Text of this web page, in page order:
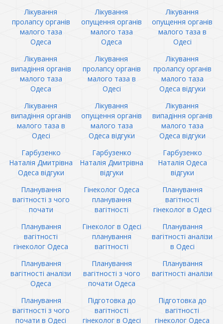
Лікування
пролапсу органів
малого таза
Одеса
Лікування
опущення органів
малого таза
Одеса
Лікування
опущення органів
малого таза в
Одесі
Лікування
випадіння органів
малого таза
Одеса
Лікування
пролапсу органів
малого таза в
Одесі
Лікування
пролапсу органів
малого таза
Одеса відгуки
Лікування
випадіння органів
малого таза в
Одесі
Лікування
опущення органів
малого таза
Одеса відгуки
Лікування
випадіння органів
малого таза
Одеса відгуки
Гарбузенко
Наталія Дмитрівна
Одеса відгуки
Гарбузенко
Наталія Дмитрівна
відгуки
Гарбузенко
Наталія Одеса
відгуки
Планування
вагітності з чого
почати
Гінеколог Одеса
планування
вагітності
Планування
вагітності
гінеколог в Одесі
Планування
вагітності
гінеколог Одеса
Гінеколог в Одесі
планування
вагітності
Планування
вагітності аналізи
в Одесі
Планування
вагітності аналізи
Одеса
Планування
вагітності з чого
почати Одеса
Планування
вагітності аналізи
Планування
вагітності з чого
почати в Одесі
Підготовка до
вагітності
гінеколог в Одесі
Підготовка до
вагітності
гінеколог Одеса